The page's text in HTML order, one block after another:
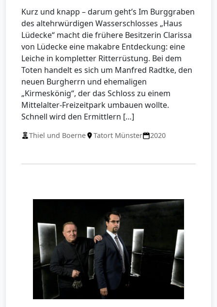
Kurz und knapp – darum geht’s Im Burggraben
des altehrwürdigen Wasserschlosses „Haus
Lüdecke“ macht die frühere Besitzerin Clarissa
von Lüdecke eine makabre Entdeckung: eine
Leiche in kompletter Ritterrüstung. Bei dem
Toten handelt es sich um Manfred Radtke, den
neuen Burgherrn und ehemaligen
„Kirmeskönig“, der das Schloss zu einem
Mittelalter-Freizeitpark umbauen wollte.
Schnell wird den Ermittlern […]
Thiel und Boerne Tatort Münster 2020